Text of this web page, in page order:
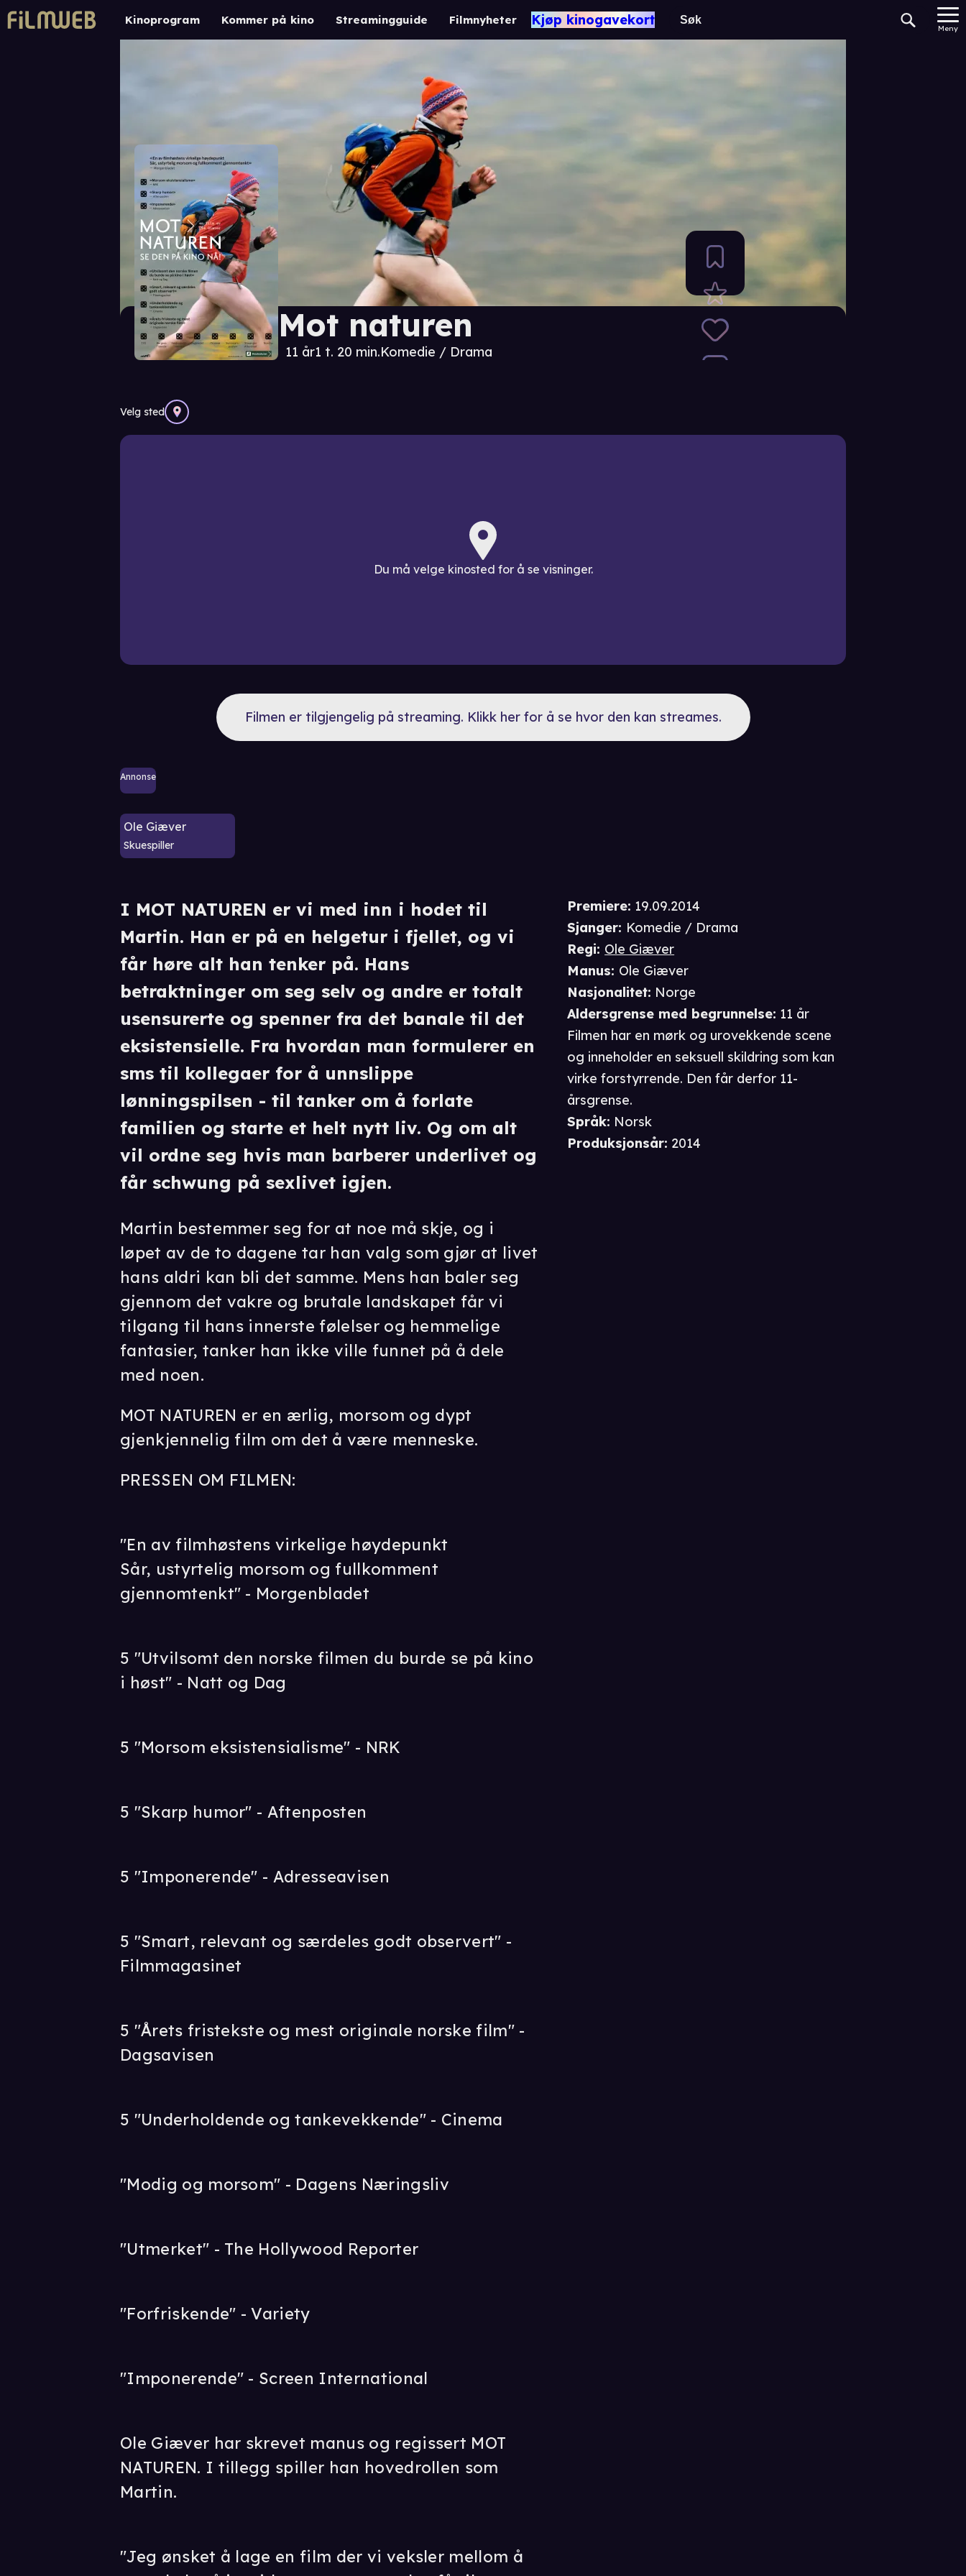
Kinoprogram Kommer på kino Streamingguide Filmnyheter Kjøp kinogavekort
Meny
Mot naturen
11 år1 t. 20 min.Komedie / Drama
Velg sted
Du må velge kinosted for å se visninger.
Filmen er tilgjengelig på streaming. Klikk her for å se hvor den kan streames.
Annonse
Ole Giæver
Skuespiller
Premiere: 19.09.2014
Sjanger: Komedie / Drama
Regi: Ole Giæver
Manus: Ole Giæver
Nasjonalitet: Norge
Aldersgrense med begrunnelse: 11 år
Filmen har en mørk og urovekkende scene
og inneholder en seksuell skildring som kan
virke forstyrrende. Den får derfor 11-
årsgrense.
Språk: Norsk
Produksjonsår: 2014
I MOT NATUREN er vi med inn i hodet til
Martin. Han er på en helgetur i fjellet, og vi
får høre alt han tenker på. Hans
betraktninger om seg selv og andre er totalt
usensurerte og spenner fra det banale til det
eksistensielle. Fra hvordan man formulerer en
sms til kollegaer for å unnslippe
lønningspilsen - til tanker om å forlate
familien og starte et helt nytt liv. Og om alt
vil ordne seg hvis man barberer underlivet og
får schwung på sexlivet igjen.
Martin bestemmer seg for at noe må skje, og i
løpet av de to dagene tar han valg som gjør at livet
hans aldri kan bli det samme. Mens han baler seg
gjennom det vakre og brutale landskapet får vi
tilgang til hans innerste følelser og hemmelige
fantasier, tanker han ikke ville funnet på å dele
med noen.
MOT NATUREN er en ærlig, morsom og dypt
gjenkjennelig film om det å være menneske.
PRESSEN OM FILMEN:
"En av filmhøstens virkelige høydepunkt
Sår, ustyrtelig morsom og fullkomment
gjennomtenkt" - Morgenbladet
5 "Utvilsomt den norske filmen du burde se på kino
i høst" - Natt og Dag
5 "Morsom eksistensialisme" - NRK
5 "Skarp humor" - Aftenposten
5 "Imponerende" - Adresseavisen
5 "Smart, relevant og særdeles godt observert" -
Filmmagasinet
5 "Årets fristekste og mest originale norske film" -
Dagsavisen
5 "Underholdende og tankevekkende" - Cinema
"Modig og morsom" - Dagens Næringsliv
"Utmerket" - The Hollywood Reporter
"Forfriskende" - Variety
"Imponerende" - Screen International
Ole Giæver har skrevet manus og regissert MOT
NATUREN. I tillegg spiller han hovedrollen som
Martin.
"Jeg ønsket å lage en film der vi veksler mellom å